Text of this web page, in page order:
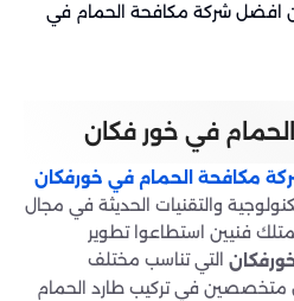
افضل شركة مكافحة الحمام في
في خور فكان
مكافحة الحمام في خورفكان
والتقنيات الحديثة في مجال
فنيين استطاعوا تطوير
التي تناسب مختلف
متخصصين في تركيب طارد الحمام